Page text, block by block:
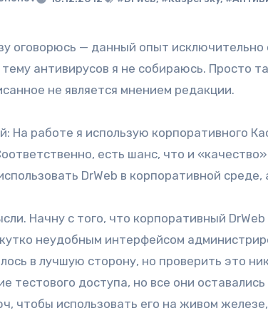
антивирусов я не собираюсь. Просто
не является мнением редакции.
На работе я использую корпоративного
есть шанс, что и
DrWeb в корпоративной
Начну с того, что корпоративный
неудобным интерфейсом
в лучшую сторону, но проверить это
тестового доступа, но все они
чтобы использовать его на живом